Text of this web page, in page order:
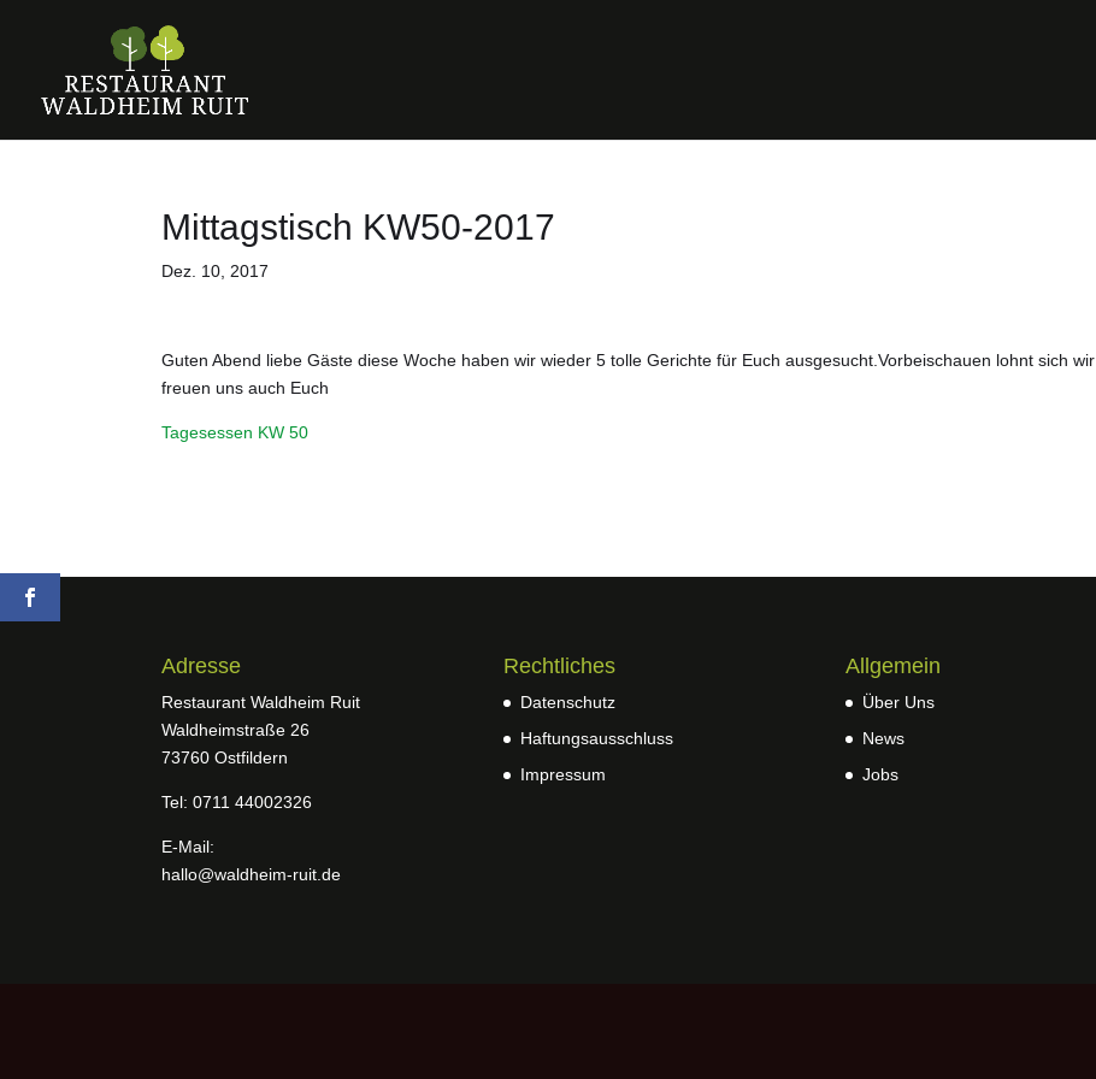
Mittagstisch KW50-2017
Dez. 10, 2017
Guten Abend liebe Gäste diese Woche haben wir wieder 5 tolle Gerichte für Euch ausgesucht.Vorbeischauen lohnt sich wir
freuen uns auch Euch
Tagesessen KW 50
Adresse
Restaurant Waldheim Ruit
Waldheimstraße 26
73760 Ostfildern
Tel: 0711 44002326
E-Mail:
hallo@waldheim-ruit.de
Rechtliches
Datenschutz
Haftungsausschluss
Impressum
Allgemein
Über Uns
News
Jobs